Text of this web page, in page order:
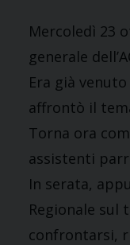
Mercoledì 23
generale
Era già
affrontò il
Torna ora
assistenti
In serata,
Regionale sul
confrontarsi,